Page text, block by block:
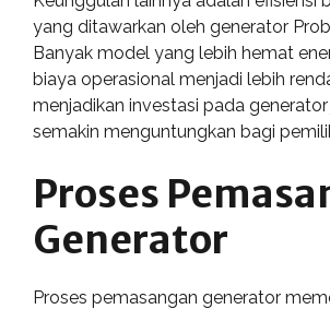
yang ditawarkan oleh generator
Banyak model yang lebih hemat
biaya operasional menjadi lebih
menjadikan investasi pada generator
semakin menguntungkan bagi
Proses
Generator
Proses pemasangan generator